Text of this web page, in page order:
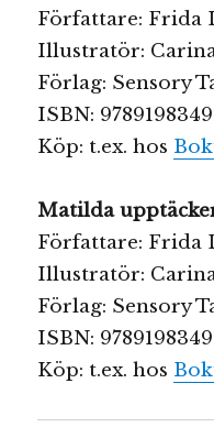
Författare: Frida
Illustratör:
Förlag: Sensory
ISBN:
Köp: t.ex. hos
Matilda
Författare: Frida
Illustratör:
Förlag: Sensory
ISBN:
Köp: t.ex. hos